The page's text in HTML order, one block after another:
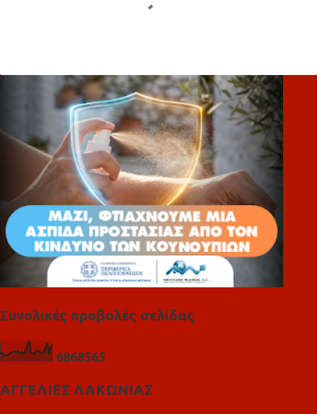
λ
Συνολικές προβολές σελίδας
6868565
ΑΓΓΕΛΙΕΣ ΛΑΚΩΝΙΑΣ